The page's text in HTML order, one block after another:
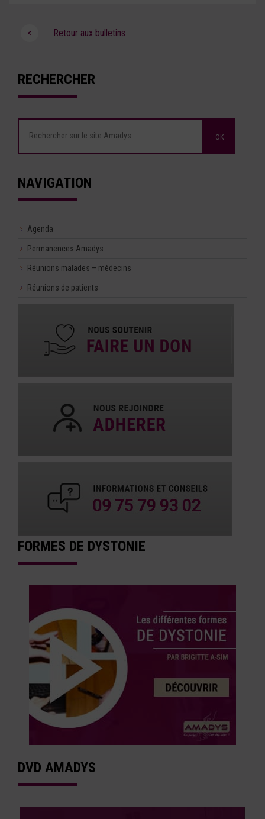
< Retour aux bulletins
RECHERCHER
NAVIGATION
Agenda
Permanences Amadys
Réunions malades – médecins
Réunions de patients
FORMES DE DYSTONIE
DVD AMADYS